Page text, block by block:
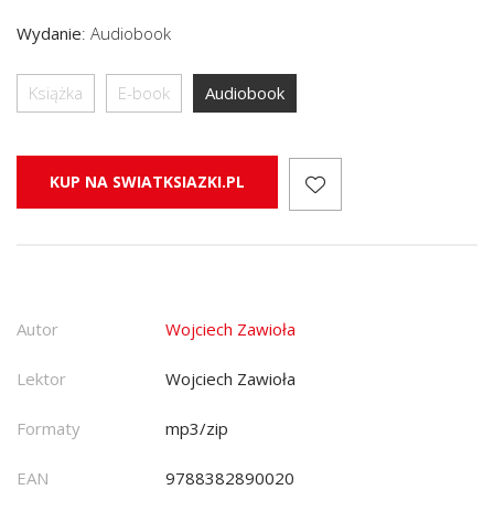
Wydanie: Audiobook
Książka E-book Audiobook
KUP NA SWIATKSIAZKI.PL
Autor Wojciech Zawioła
Lektor Wojciech Zawioła
Formaty mp3/zip
EAN 9788382890020